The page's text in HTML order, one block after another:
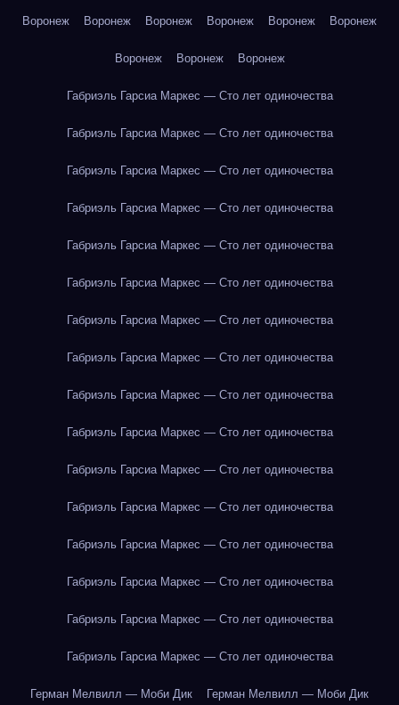
Воронеж Воронеж Воронеж Воронеж Воронеж Воронеж
Воронеж Воронеж Воронеж
Габриэль Гарсиа Маркес — Сто лет одиночества
Габриэль Гарсиа Маркес — Сто лет одиночества
Габриэль Гарсиа Маркес — Сто лет одиночества
Габриэль Гарсиа Маркес — Сто лет одиночества
Габриэль Гарсиа Маркес — Сто лет одиночества
Габриэль Гарсиа Маркес — Сто лет одиночества
Габриэль Гарсиа Маркес — Сто лет одиночества
Габриэль Гарсиа Маркес — Сто лет одиночества
Габриэль Гарсиа Маркес — Сто лет одиночества
Габриэль Гарсиа Маркес — Сто лет одиночества
Габриэль Гарсиа Маркес — Сто лет одиночества
Габриэль Гарсиа Маркес — Сто лет одиночества
Габриэль Гарсиа Маркес — Сто лет одиночества
Габриэль Гарсиа Маркес — Сто лет одиночества
Габриэль Гарсиа Маркес — Сто лет одиночества
Габриэль Гарсиа Маркес — Сто лет одиночества
Герман Мелвилл — Моби Дик Герман Мелвилл — Моби Дик